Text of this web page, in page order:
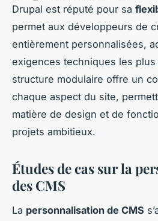
Drupal est réputé pour sa
permet aux développeurs de
entièrement personnalisées,
exigences techniques les plus
structure modulaire offre un
chaque aspect du site,
matière de design et de
projets ambitieux.
Études de cas sur la
des CMS
La personnalisation de CMS